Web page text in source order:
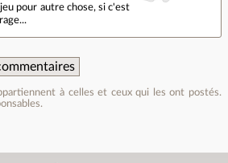
pour autre chose, si c'est
à celles et ceux qui les ont postés.